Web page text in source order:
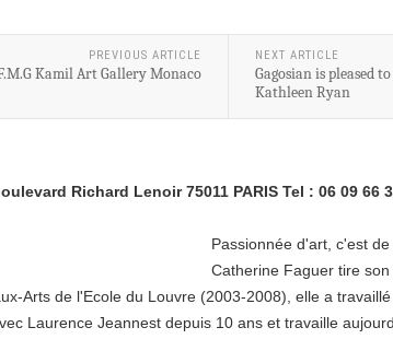
PREVIOUS ARTICLE
Kamil Art Gallery Monaco
NEXT ARTICLE
Gagosian is pleased
Kathleen Ryan
Richard Lenoir 75011 PARIS Tel : 06 09 66
Passionnée d'art, c'est
Catherine Faguer tire son
Arts de l'Ecole du Louvre (2003-2008), elle a
Laurence Jeannest depuis 10 ans et travaille